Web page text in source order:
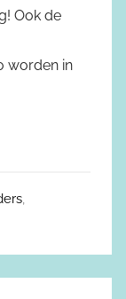
Ook de
worden in
,